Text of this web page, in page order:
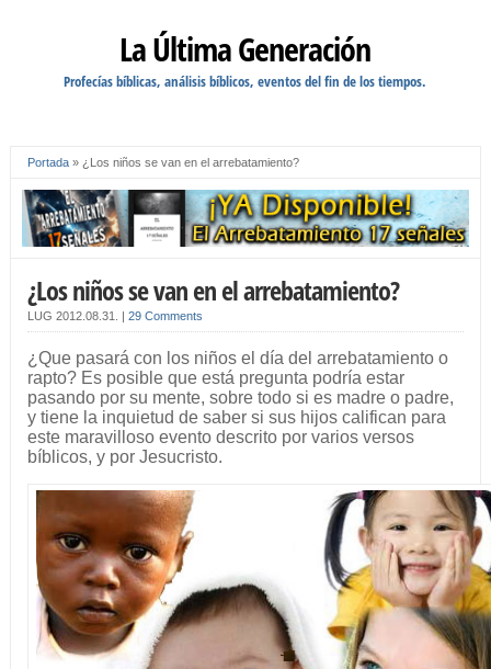
La Última Generación
Profecías bíblicas, análisis bíblicos, eventos del fin de los tiempos.
Portada» ¿Los niños se van en el arrebatamiento?
¿Los niños se van en el arrebatamiento?
LUG 2012.08.31. 29 Comments
¿Que pasará con los niños el día del arrebatamiento o
rapto? Es posible que está pregunta podría estar
pasando por su mente, sobre todo si es madre o padre,
y tiene la inquietud de saber si sus hijos califican para
este maravilloso evento descrito por varios versos
bíblicos, y por Jesucristo.